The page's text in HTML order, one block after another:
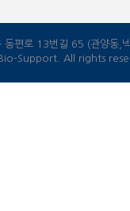
동편로 13번길 65 (관양동,
Support. All rights